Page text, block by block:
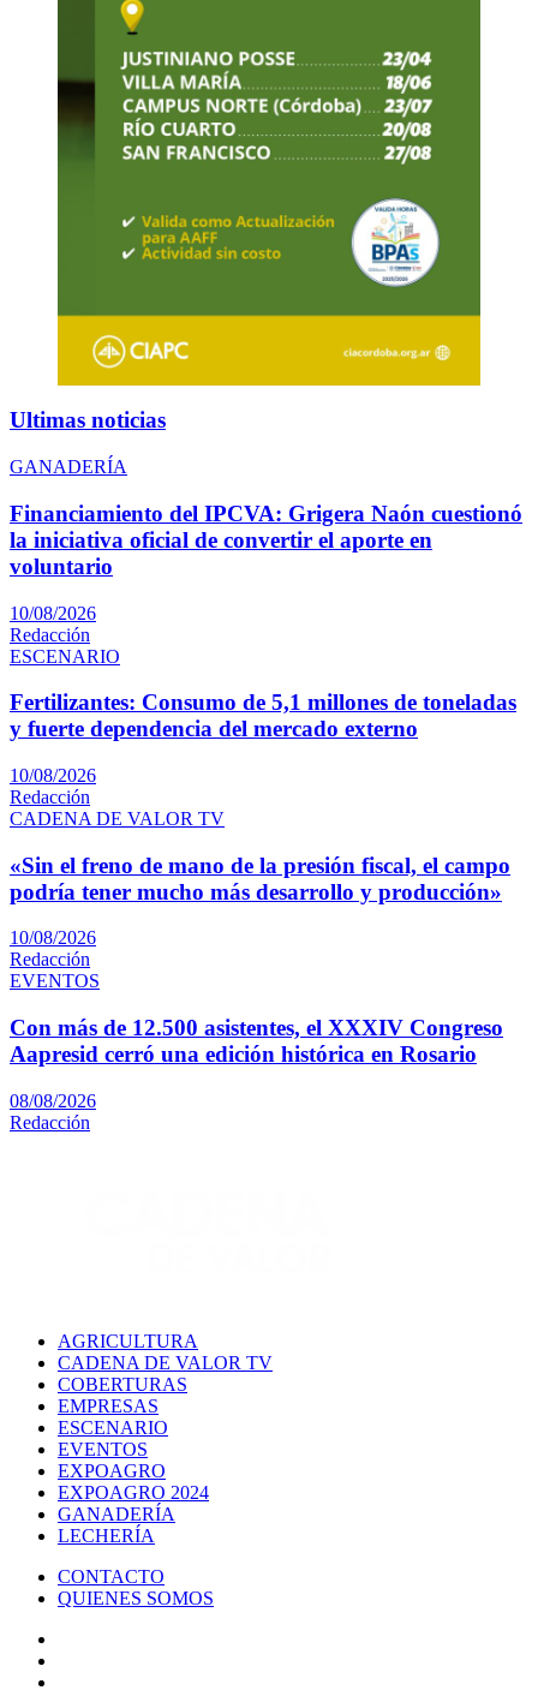
Ultimas noticias
GANADERÍA
Financiamiento del IPCVA: Grigera Naón cuestionó
la iniciativa oficial de convertir el aporte en
voluntario
10/08/2026
Redacción
ESCENARIO
Fertilizantes: Consumo de 5,1 millones de toneladas
y fuerte dependencia del mercado externo
10/08/2026
Redacción
CADENA DE VALOR TV
«Sin el freno de mano de la presión fiscal, el campo
podría tener mucho más desarrollo y producción»
10/08/2026
Redacción
EVENTOS
Con más de 12.500 asistentes, el XXXIV Congreso
Aapresid cerró una edición histórica en Rosario
08/08/2026
Redacción
AGRICULTURA
CADENA DE VALOR TV
COBERTURAS
EMPRESAS
ESCENARIO
EVENTOS
EXPOAGRO
EXPOAGRO 2024
GANADERÍA
LECHERÍA
CONTACTO
QUIENES SOMOS